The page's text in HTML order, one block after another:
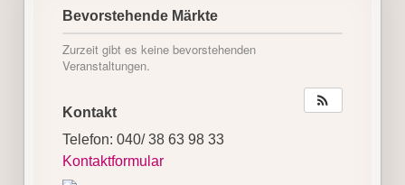
Bevorstehende Märkte
Zurzeit gibt es keine bevorstehenden
Veranstaltungen.
Kontakt
Telefon: 040/ 38 63 98 33
Kontaktformular